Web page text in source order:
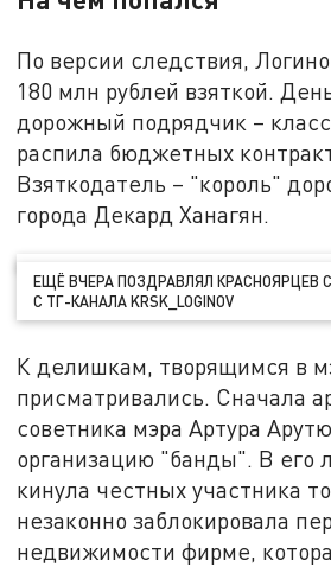
По версии следствия,
180 млн рублей взяткой.
дорожный подрядчик –
распила бюджетных
Взяткодатель – "король"
города Декард Ханагян.
ЕЩЁ ВЧЕРА ПОЗДРАВЛЯЛ КРАСНОЯРЦЕВ
С ТГ-КАНАЛА KRSK_LOGINOV
К делишкам, творящимся в
присматривались. Сначала
советника мэра Артура
организацию "банды". В его
кинула честных участника
незаконно заблокировала
недвижимости фирме,